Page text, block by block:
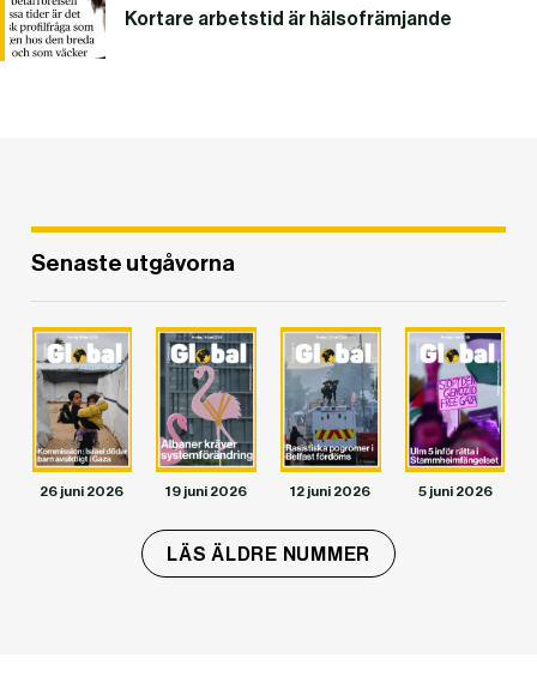
Kortare arbetstid är hälsofrämjande
Senaste utgåvorna
26 juni 2026 19 juni 2026 12 juni 2026 5 juni 2026
LÄS ÄLDRE NUMMER
DET GLOBALA PRESSTÖDET